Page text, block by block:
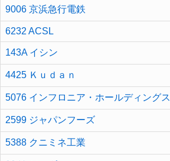
9006 京浜急行電鉄
6232 ACSL
143A イシン
4425 Ｋｕｄａｎ
5076 インフロニア・ホールディングス
2599 ジャパンフーズ
5388 クニミネ工業